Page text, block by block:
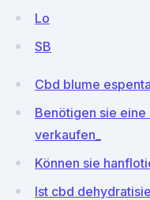
Lo
SB
Cbd blume
Benötigen sie
verkaufen_
Können sie
Ist cbd